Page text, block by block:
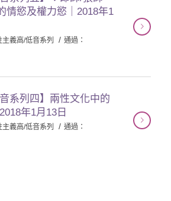
情慾及權力慾｜2018年1
主義高/低音系列 / 通過：
系列四】兩性文化中的
年1月13日
主義高/低音系列 / 通過：